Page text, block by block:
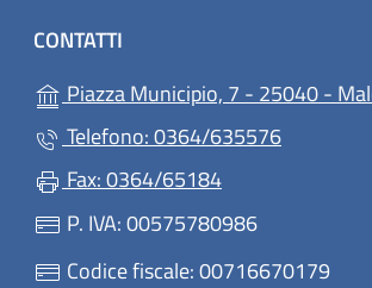
CONTATTI
Piazza Municipio, 7 - 25040 -
Telefono: 0364/635576
Fax: 0364/65184
P. IVA: 00575780986
Codice fiscale: 00716670179